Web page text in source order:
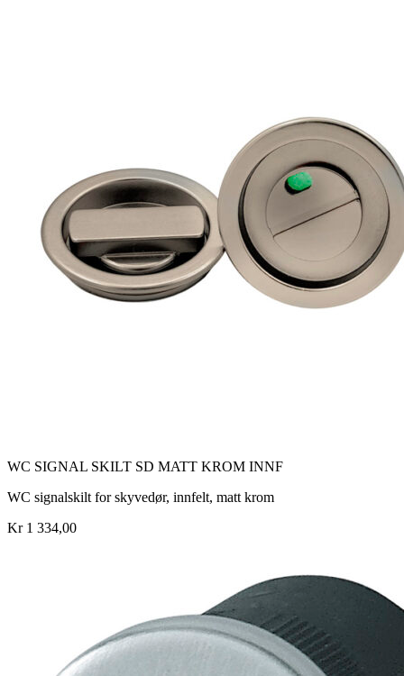
WC SIGNAL SKILT SD MATT KROM INNF
WC signalskilt for skyvedør, innfelt, matt krom
Kr 1 334,00